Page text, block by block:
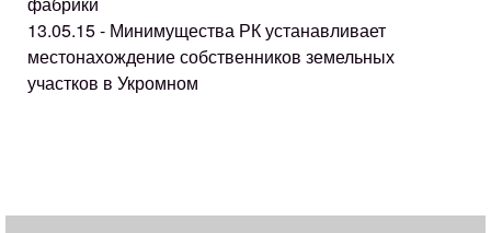
13.05.15 - Минимущества РК устанавливает
местонахождение собственников земельных
участков в Укромном